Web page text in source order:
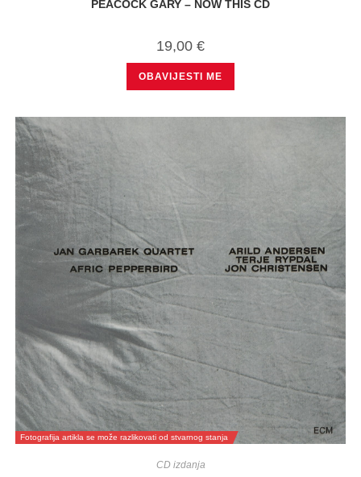
PEACOCK GARY – NOW THIS CD
19,00 €
OBAVIJESTI ME
Fotografija artikla se može razlikovati od stvarnog stanja
CD izdanja